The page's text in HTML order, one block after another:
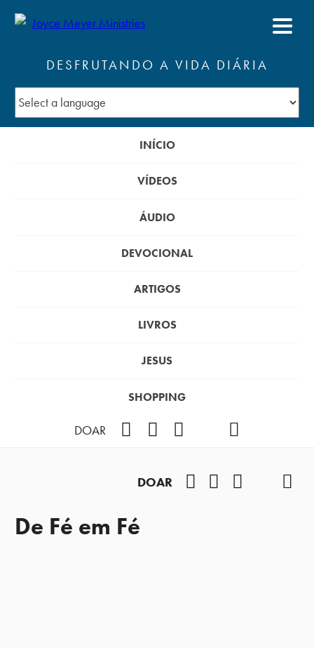
DESFRUTANDO A VIDA DIÁRIA
INÍCIO
VÍDEOS
ÁUDIO
DEVOCIONAL
ARTIGOS
LIVROS
JESUS
SHOPPING
DOAR
DOAR
De Fé em Fé